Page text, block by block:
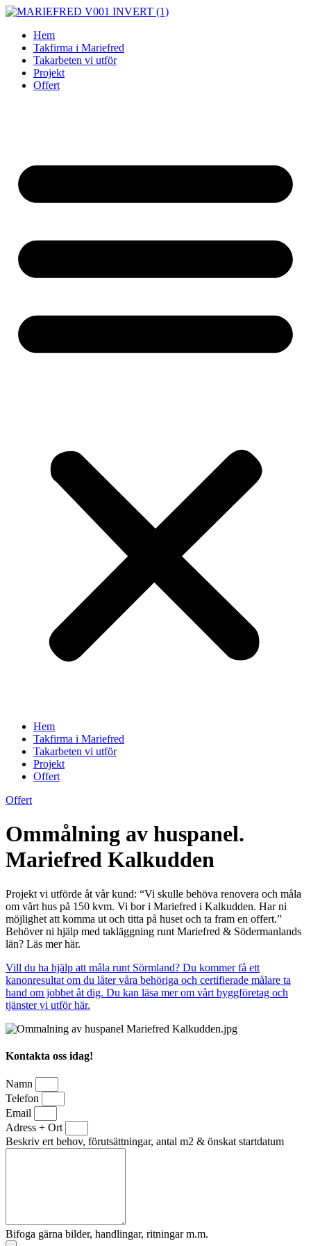
Skip
contentHem
Takfirma i Mariefred
Takarbeten vi utför
Projekt
Offert
Hem
Takfirma i Mariefred
Takarbeten vi utför
Projekt
Offert
Offert
Ommålning av huspanel.
Mariefred Kalkudden
Projekt vi utförde åt vår kund: “Vi skulle behöva renovera och måla
om vårt hus på 150 kvm. Vi bor i Mariefred i Kalkudden. Har ni
möjlighet att komma ut och titta på huset och ta fram en offert.”
Behöver ni hjälp med takläggning runt Mariefred & Södermanlands
län? Läs mer här.
Vill du ha hjälp att måla runt Sörmland? Du kommer få ett
kanonresultat om du låter våra behöriga och certifierade målare ta
hand om jobbet åt dig. Du kan läsa mer om vårt byggföretag och
tjänster vi utför här.
Kontakta oss idag!
Namn
Telefon
Email
Adress + Ort
Beskriv ert behov, förutsättningar, antal m2 & önskat startdatum
Bifoga gärna bilder, handlingar, ritningar m.m.